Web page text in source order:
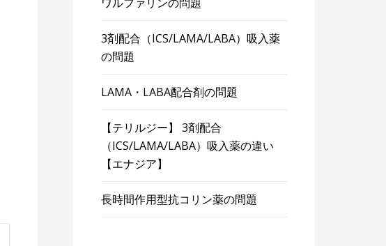
3剤配合（ICS/LAMA/LABA）吸入薬
の問題
LAMA・LABA配合剤の問題
【テリルジー】 3剤配合
（ICS/LAMA/LABA）吸入薬の違い
【エナジア】
長時間作用型抗コリン薬の問題